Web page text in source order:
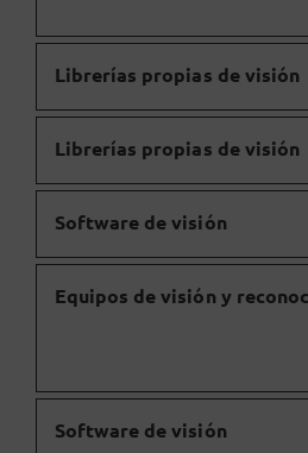
Librerías propias de visión
Librerías propias de visión
Software de visión
Equipos de visión y
Software de visión